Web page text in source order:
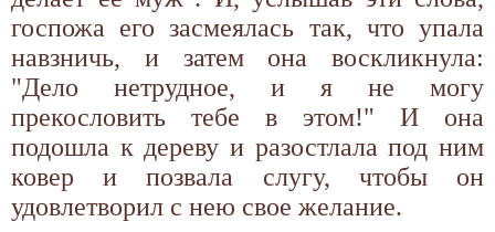
госпожа его засмеялась так, что упала
навзничь, и затем она воскликнула:
"Дело нетрудное, и я не могу
прекословить тебе в этом!" И она
подошла к дереву и разостлала под ним
ковер и позвала слугу, чтобы он
удовлетворил с нею свое желание.